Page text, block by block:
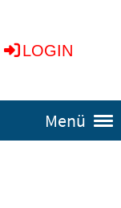
LOGIN
Menü